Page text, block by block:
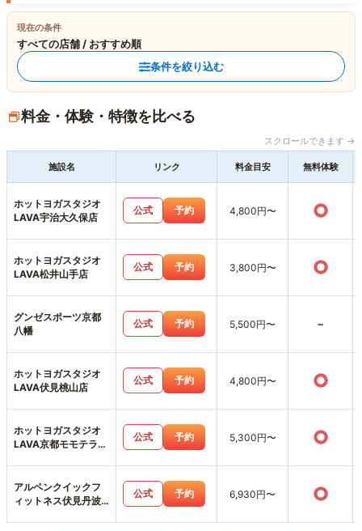
現在の条件
すべての店舗 / おすすめ順
条件を絞り込む
料金・体験・特徴を比べる
スクロールできます →
施設名 リンク 料金目安 無料体験
ホットヨガスタジオ
LAVA宇治大久保店
公式 予約 4,800円〜 ○
ホットヨガスタジオ
LAVA松井山手店
公式 予約 3,800円〜 ○
グンゼスポーツ京都
八幡
公式 予約 5,500円〜 -
ホットヨガスタジオ
LAVA伏見桃山店
公式 予約 4,800円〜 ○
ホットヨガスタジオ
LAVA京都モモテラス
公式 予約 5,300円〜 ○
アルペンクイックフ
ィットネス伏見丹波
公式 予約 6,930円〜 ○